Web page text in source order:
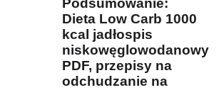
Podsumowanie:
Dieta Low Carb 1000
kcal jadłospis
niskowęglowodanowy
PDF, przepisy na
odchudzanie na